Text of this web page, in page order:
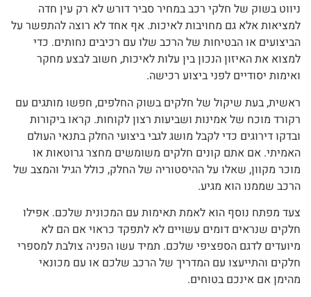
ניווט בשוק של חלקי רכב במחיר סביר דורש לא רק עין חדה
למציאות אלא גם מחויבות לאיכות. אף אחד לא רוצה להתפשר על
הביצועים או הבטיחות של הרכב שלו עם רכיבים נחותים. כדי
למצוא את האיזון הנכון בין עלות לאיכות, חשוב לבצע מחקר
ואימות יסודיים לפני ביצוע רכישה.
ראשית, בעת שיקול של חלקים בשוק החלפים, חפשו מותגים עם
רקורד מוכח של אמינות ושביעות רצון לקוחות. קראו ביקורות
ובדקו דירוגים כדי לקבל מושג לגבי ביצועי החלק בתנאי העולם
האמיתי. אם אתם קונים חלקים משומשים מחצר גרוטאות או
מוכר מקוון, שאלו על ההיסטוריה של החלק, כולל הגיל והמצב של
הרכב שממנו הוא מגיע.
צעד מפתח נוסף הוא לאמת תאימות עם המכונית שלכם. אפילו
חלקים שנראים דומים עשויים לא לתפקד כראוי אם הם לא
מיועדים לדגם הספציפי שלכם. תמיד עשו הפניה צולבת למספרי
חלקים והתייעצו עם המדריך של הרכב שלכם או עם מכונאי
מהימן אם אינכם בטוחים.